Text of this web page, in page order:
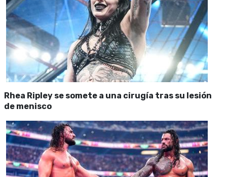
Rhea Ripley se somete a una cirugía tras su lesión
de menisco